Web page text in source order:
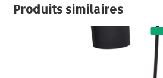
Produits similaires